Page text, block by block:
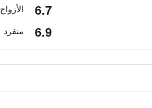
6.7 الأزواج
6.9 منفرد